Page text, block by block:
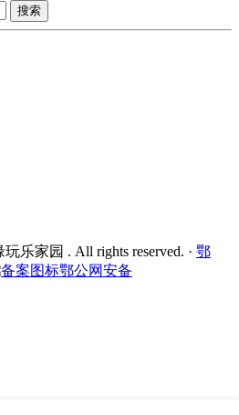
搜索
乐家园 . All rights reserved. · 鄂
鄂公网安备